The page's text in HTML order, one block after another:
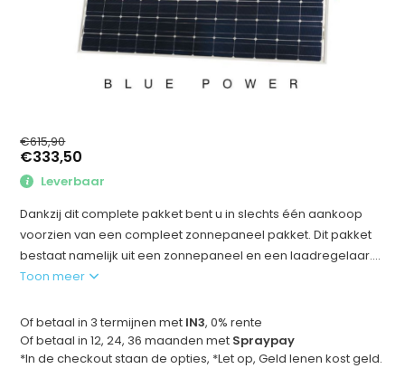
€615,90
€333,50
Leverbaar
Dankzij dit complete pakket bent u in slechts één aankoop
voorzien van een compleet zonnepaneel pakket. Dit pakket
bestaat namelijk uit een zonnepaneel en een laadregelaar....
Toon meer
Of betaal in 3 termijnen met IN3, 0% rente
Of betaal in 12, 24, 36 maanden met Spraypay
*In de checkout staan de opties, *Let op, Geld lenen kost geld.